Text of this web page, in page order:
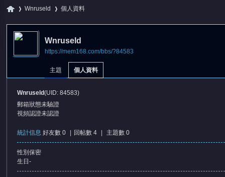
Wnruseld
›
個人資料
Wnruseld
https://mem168.com/bbs/?84583
主題 個人資料
Wnruseld(UID: 84583)
郵箱狀態未驗證
視頻認證未認證
統計信息 好友數 0 回帖數 4 主題數 0
性別 保密
生日 -